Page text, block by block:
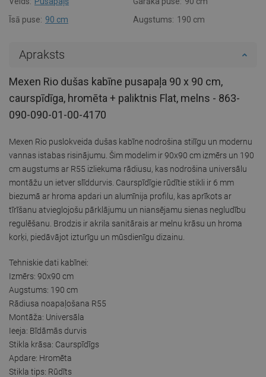
Īsā puse: 90 cm Augstums: 190 cm
Apraksts
Mexen Rio dušas kabīne pusapaļa 90 x 90 cm,
caurspīdīga, hromēta + paliktnis Flat, melns - 863-
090-090-01-00-4170
Mexen Rio puslokveida dušas kabīne nodrošina stilīgu un modernu
vannas istabas risinājumu. Šim modelim ir 90x90 cm izmērs un 190
cm augstums ar R55 izliekuma rādiusu, kas nodrošina universālu
montāžu un ietver slīddurvis. Caurspīdīgie rūdītie stikli ir 6 mm
biezumā ar hroma apdari un alumīnija profilu, kas aprīkots ar
tīrīšanu atvieglojošu pārklājumu un niansējamu sienas negludību
regulēšanu. Brodzis ir akrila sanitārais ar melnu krāsu un hroma
korķi, piedāvājot izturīgu un mūsdienīgu dizainu.
Tehniskie dati kabīnei:
Izmērs: 90x90 cm
Augstums: 190 cm
Rādiusa noapaļošana R55
Montāža: Universāla
Ieeja: Bīdāmās durvis
Stikla krāsa: Caurspīdīgs
Apdare: Hromēta
Stikla tips: Rūdīts